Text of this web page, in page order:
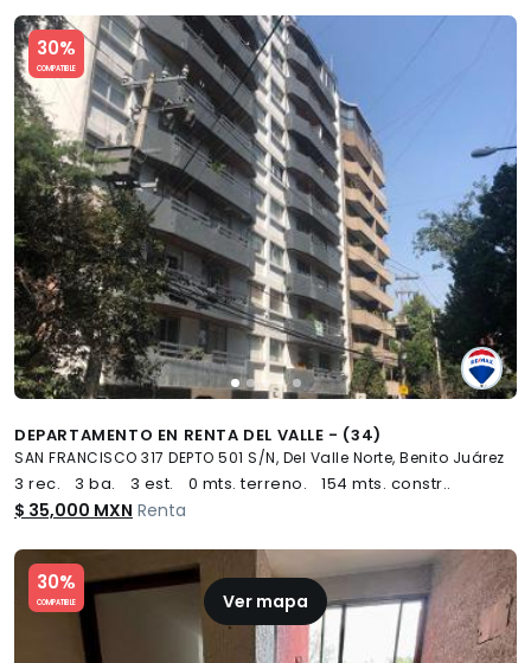
30%
COMPATIBLE
Slide 1 of 5
DEPARTAMENTO EN RENTA DEL VALLE - (34)
SAN FRANCISCO 317 DEPTO 501 S/N, Del Valle Norte, Benito Juárez
3 rec. 3 ba. 3 est. 0 mts. terreno. 154 mts. constr..
$ 35,000 MXN Renta
30%
COMPATIBLE
Slide 1 of 5
Ver mapa